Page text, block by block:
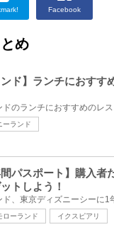
Facebook
め
ンド】ランチにおす
ーランド
間パスポート】購入
トしよう！
ローランド イクスピアリ